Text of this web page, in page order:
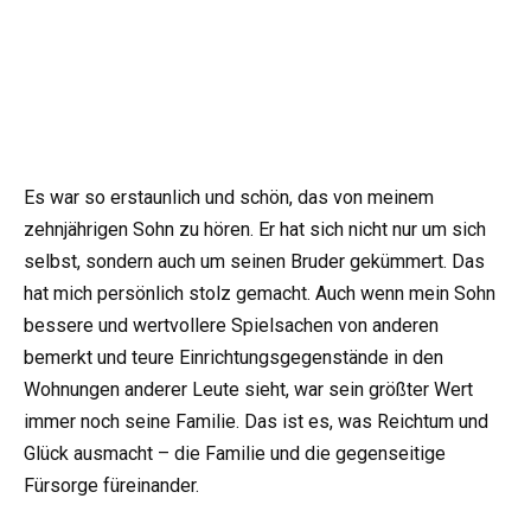
Es war so erstaunlich und schön, das von meinem
zehnjährigen Sohn zu hören. Er hat sich nicht nur um sich
selbst, sondern auch um seinen Bruder gekümmert. Das
hat mich persönlich stolz gemacht. Auch wenn mein Sohn
bessere und wertvollere Spielsachen von anderen
bemerkt und teure Einrichtungsgegenstände in den
Wohnungen anderer Leute sieht, war sein größter Wert
immer noch seine Familie. Das ist es, was Reichtum und
Glück ausmacht – die Familie und die gegenseitige
Fürsorge füreinander.